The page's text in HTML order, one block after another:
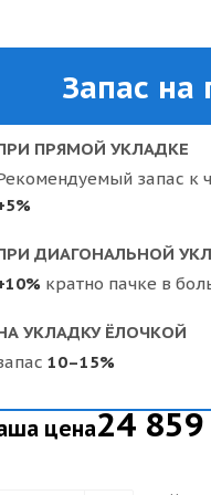
Запас на
ПРЯМОЙ УКЛАДКЕ
запас к
ДИАГОНАЛЬНОЙ
кратно пачке в
УКЛАДКУ ЁЛОЧКОЙ
10–15%
цена24